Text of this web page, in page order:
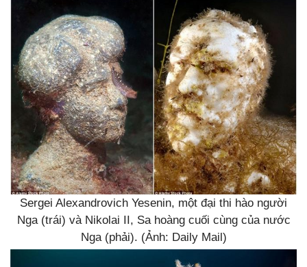
Sergei Alexandrovich Yesenin, một đại thi hào người
Nga (trái) và Nikolai II, Sa hoàng cuối cùng của nước
Nga (phải). (Ảnh: Daily Mail)